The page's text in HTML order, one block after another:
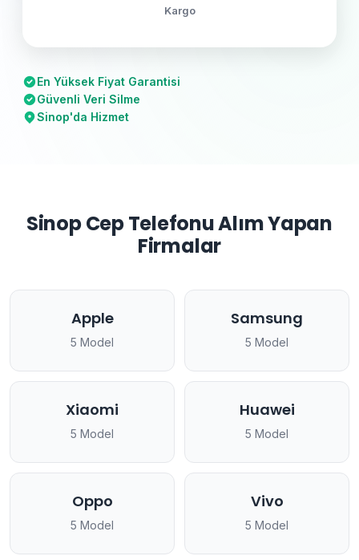
Kargo
En Yüksek Fiyat Garantisi
Güvenli Veri Silme
Sinop'da Hizmet
Sinop Cep Telefonu Alım Yapan
Firmalar
Apple
5 Model
Samsung
5 Model
Xiaomi
5 Model
Huawei
5 Model
Oppo
5 Model
Vivo
5 Model